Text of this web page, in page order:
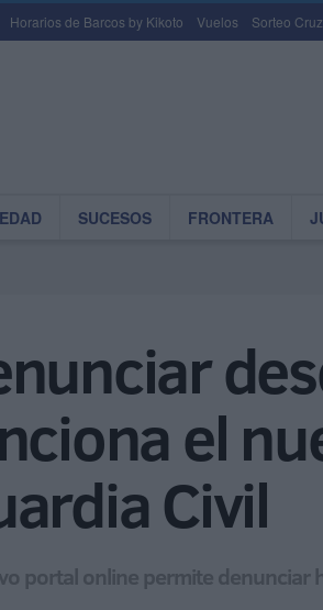
Horarios de Barcos by Kikoto Vuelos Sorteo
SUCESOS FRONTERA
el
Civil
portal online permite